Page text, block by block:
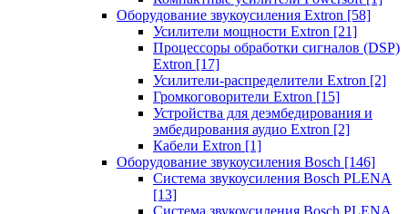
Оборудование звукоусиления Extron [58]
Усилители мощности Extron [21]
Процессоры обработки сигналов (DSP)
Extron [17]
Усилители-распределители Extron [2]
Громкоговорители Extron [15]
Устройства для деэмбедирования и
эмбедирования аудио Extron [2]
Кабели Extron [1]
Оборудование звукоусиления Bosch [146]
Система звукоусиления Bosch PLENA
[13]
Система звукоусиления Bosch PLENA